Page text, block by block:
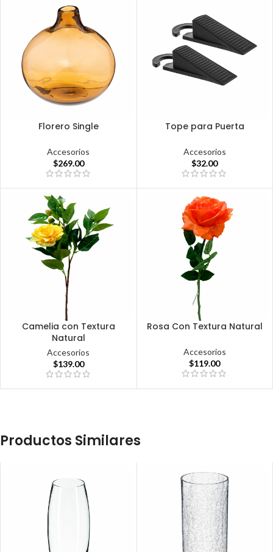
Florero Single
Accesorios
$269.00
Tope para Puerta
Accesorios
$32.00
Camelia con Textura
Natural
Accesorios
$139.00
Rosa Con Textura Natural
Accesorios
$119.00
Productos Similares